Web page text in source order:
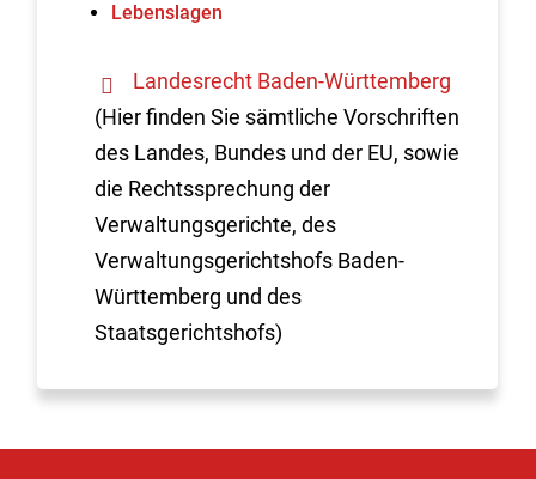
Lebenslagen
Landesrecht Baden-Württemberg
(Hier finden Sie sämtliche Vorschriften
des Landes, Bundes und der EU, sowie
die Rechtssprechung der
Verwaltungsgerichte, des
Verwaltungsgerichtshofs Baden-
Württemberg und des
Staatsgerichtshofs)